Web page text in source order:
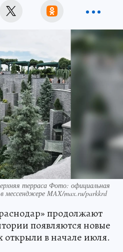
терраса Фото: официальная
мессенджере MAX/max.ru/parkkrd
продолжают
появляются новые
в начале июля.